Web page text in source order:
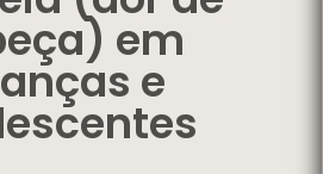
em
e